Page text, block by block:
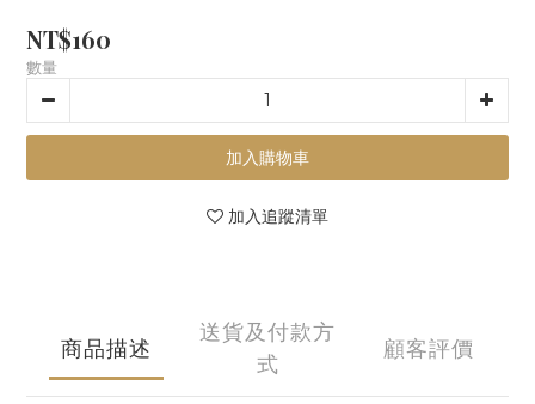
NT$160
數量
加入購物車
加入追蹤清單
商品描述
送貨及付款方
式
顧客評價